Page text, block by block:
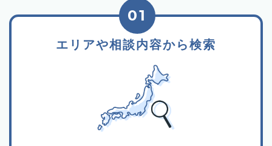
エリアや相談内容から検索
01